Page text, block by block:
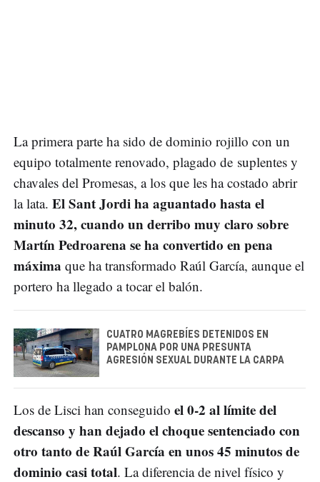
La primera parte ha sido de dominio rojillo con un
equipo totalmente renovado, plagado de suplentes y
chavales del Promesas, a los que les ha costado abrir
la lata. El Sant Jordi ha aguantado hasta el
minuto 32, cuando un derribo muy claro sobre
Martín Pedroarena se ha convertido en pena
máxima que ha transformado Raúl García, aunque el
portero ha llegado a tocar el balón.
CUATRO MAGREBÍES DETENIDOS EN
PAMPLONA POR UNA PRESUNTA
AGRESIÓN SEXUAL DURANTE LA CARPA
Los de Lisci han conseguido el 0-2 al límite del
descanso y han dejado el choque sentenciado con
otro tanto de Raúl García en unos 45 minutos de
dominio casi total. La diferencia de nivel físico y